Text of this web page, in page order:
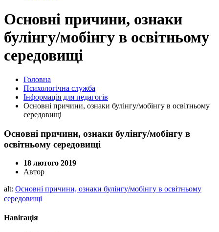
Основні причини, ознаки
булінгу/мобінгу в освітньому
середовищі
Головна
Психологічна служба
Інформація для педагогів
Основні причини, ознаки булінгу/мобінгу в освітньому
середовищі
Основні причини, ознаки булінгу/мобінгу в
освітньому середовищі
18 лютого 2019
Автор
alt: Основні причини, ознаки булінгу/мобінгу в освітньому
середовищі
Навігація